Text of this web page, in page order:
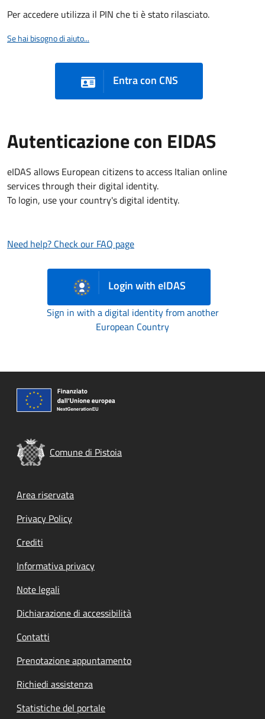
Per accedere utilizza il PIN che ti è stato rilasciato.
Se hai bisogno di aiuto...
Entra con CNS
Autenticazione con EIDAS
eIDAS allows European citizens to access Italian online
services through their digital identity.
To login, use your country's digital identity.
Need help? Check our FAQ page
Login with eIDAS
Sign in with a digital identity from another
European Country
Comune di Pistoia
Footer menu
Area riservata
Privacy Policy
Crediti
Informativa privacy
Note legali
Dichiarazione di accessibilità
Contatti
Prenotazione appuntamento
Richiedi assistenza
Statistiche del portale